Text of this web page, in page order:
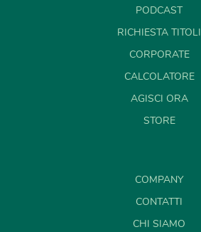
PODCAST
RICHIESTA TITOLI
CORPORATE
CALCOLATORE
AGISCI ORA
STORE
COMPANY
CONTATTI
CHI SIAMO